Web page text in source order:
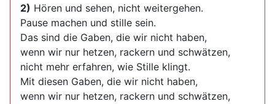
2) Hören und sehen, nicht weitergehen.
Pause machen und stille sein.
Das sind die Gaben, die wir nicht haben,
wenn wir nur hetzen, rackern und schwätzen,
nicht mehr erfahren, wie Stille klingt.
Mit diesen Gaben, die wir nicht haben,
wenn wir nur hetzen, rackern und schwätzen,